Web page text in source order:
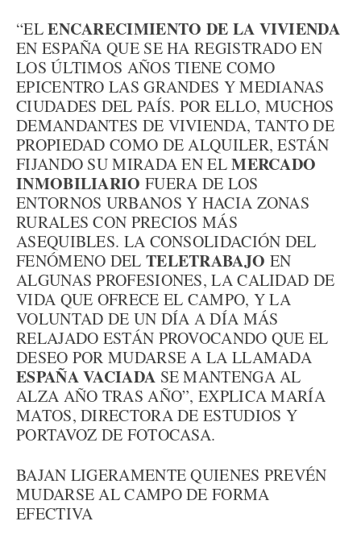
“ELENCARECIMIENTO DE LA VIVIENDA
EN ESPAÑA QUE SE HA REGISTRADO EN
LOS ÚLTIMOS AÑOS TIENE COMO
EPICENTRO LAS GRANDES Y MEDIANAS
CIUDADES DEL PAÍS. POR ELLO, MUCHOS
DEMANDANTES DE VIVIENDA, TANTO DE
PROPIEDAD COMO DE ALQUILER, ESTÁN
FIJANDO SU MIRADA EN ELMERCADO
INMOBILIARIO FUERA DE LOS
ENTORNOS URBANOS Y HACIA ZONAS
RURALES CON PRECIOS MÁS
ASEQUIBLES. LA CONSOLIDACIÓN DEL
FENÓMENO DEL TELETRABAJO EN
ALGUNAS PROFESIONES, LA CALIDAD DE
VIDA QUE OFRECE EL CAMPO, Y LA
VOLUNTAD DE UN DÍA A DÍA MÁS
RELAJADO ESTÁN PROVOCANDO QUE EL
DESEO POR MUDARSE A LA LLAMADA
ESPAÑA VACIADA SE MANTENGA AL
ALZA AÑO TRAS AÑO”, EXPLICA MARÍA
MATOS, DIRECTORA DE ESTUDIOS Y
PORTAVOZ DE FOTOCASA.
BAJAN LIGERAMENTE QUIENES PREVÉN
MUDARSE AL CAMPO DE FORMA
EFECTIVA